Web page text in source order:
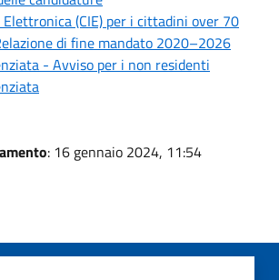
Elettronica (CIE) per i cittadini over 70
di fine mandato 2020–2026
- Avviso per i non residenti
: 16 gennaio 2024, 11:54